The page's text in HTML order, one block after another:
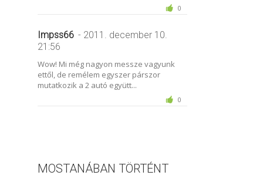
0
Impss66 - 2011. december 10.
21:56
Wow! Mi még nagyon messze vagyunk
ettől, de remélem egyszer párszor
mutatkozik a 2 autó együtt...
0
MOSTANÁBAN TÖRTÉNT